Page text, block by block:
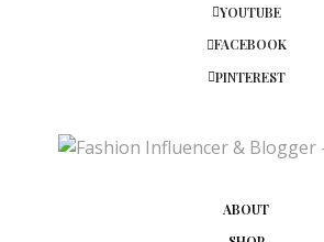
YOUTUBE
FACEBOOK
PINTEREST
ABOUT